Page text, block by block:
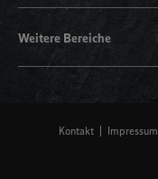
Weitere Bereiche
Kontakt Impressum